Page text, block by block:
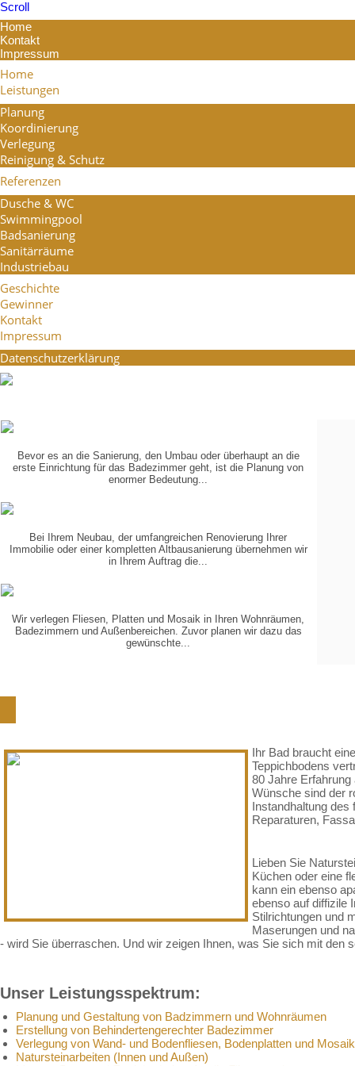
Scroll
Home
Kontakt
Impressum
Home
Leistungen
Planung
Koordinierung
Verlegung
Reinigung & Schutz
Referenzen
Dusche & WC
Swimmingpool
Badsanierung
Sanitärräume
Industriebau
Geschichte
Gewinner
Kontakt
Impressum
Datenschutzerklärung
PLANUNGIN 3-D
Bevor es an die Sanierung, den Umbau oder überhaupt an die
erste Einrichtung für das Badezimmer geht, ist die Planung von
enormer Bedeutung...
KOORDINIERUNGDER GEWERKE
Bei Ihrem Neubau, der umfangreichen Renovierung Ihrer
Immobilie oder einer kompletten Altbausanierung übernehmen wir
in Ihrem Auftrag die...
VERLEGUNGVON...
Wir verlegen Fliesen, Platten und Mosaik in Ihren Wohnräumen,
Badezimmern und Außenbereichen. Zuvor planen wir dazu das
gewünschte...
Ihr Bad braucht
Teppichbodens
80 Jahre
Wünsche sind der
Instandhaltung
Reparaturen,
Lieben Sie
Küchen oder eine
kann ein ebenso
ebenso auf diffizile
Stilrichtungen und
Maserungen und
- wird Sie überraschen. Und wir zeigen Ihnen, was Sie sich mit den
Unser Leistungsspektrum:
Planung und Gestaltung von Badzimmern und Wohnräumen
Erstellung von Behindertengerechter Badezimmer
Verlegung von Wand- und Bodenfliesen, Bodenplatten und Mosaik
Natursteinarbeiten (Innen und Außen)